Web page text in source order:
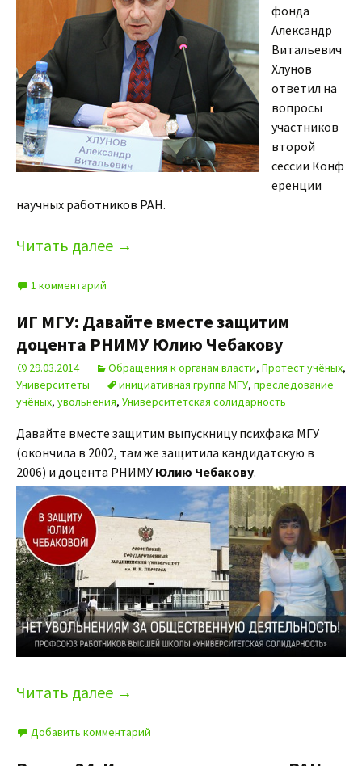
фонда
Александр
Витальевич
Хлунов
ответил на
вопросы
участников
второй
сессии Конф
еренции
научных работников РАН.
Читать далее →
1 комментарий
ИГ МГУ: Давайте вместе защитим
доцента РНИМУ Юлию Чебакову
29.03.2014 Обращения к органам власти, Протест учёных,
Университеты
инициативная группа МГУ, преследование
учёных, увольнения, Университетская солидарность
Давайте вместе защитим выпускницу психфака МГУ
(окончила в 2002, там же защитила кандидатскую в
2006) и доцента РНИМУ Юлию Чебакову.
Читать далее →
Добавить комментарий